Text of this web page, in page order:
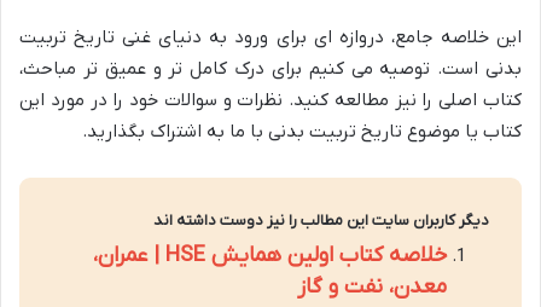
این خلاصه جامع، دروازه ای برای ورود به دنیای غنی تاریخ تربیت
بدنی است. توصیه می کنیم برای درک کامل تر و عمیق تر مباحث،
کتاب اصلی را نیز مطالعه کنید. نظرات و سوالات خود را در مورد این
کتاب یا موضوع تاریخ تربیت بدنی با ما به اشتراک بگذارید.
دیگر کاربران سایت این مطالب را نیز دوست داشته اند
خلاصه کتاب اولین همایش HSE | عمران،
معدن، نفت و گاز